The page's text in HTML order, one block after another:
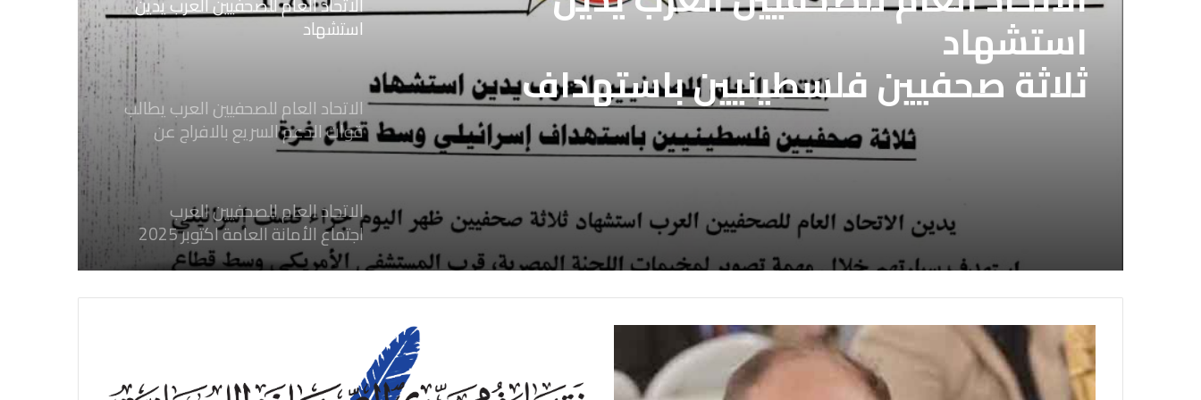
استشهاد
ثلاثة صحفيين فلسطينيين باستهداف
إسرائيلي وسط قطاع غزة
استشهاد
ثلاثة صحفيين فلسطينيين باستهداف
الاتحاد العام للصحفيين العرب يطالب
قوات الدعم السريع بالافراج عن
الصحفيين السودانيين المعتقلين لديها
الاتحاد العام للصحفيين العرب
اجتماع الأمانة العامة اكتوبر 2025
صحفيين فلسطينيين